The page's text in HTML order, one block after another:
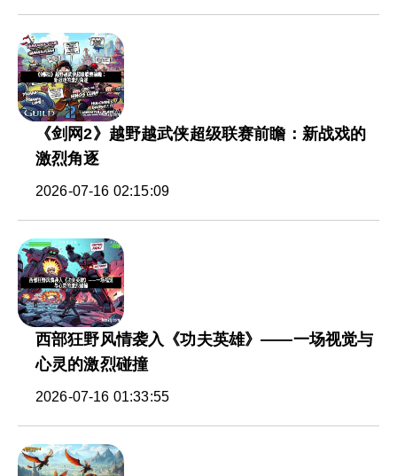
《剑网2》越野越武侠超级联赛前瞻：新战戏的
激烈角逐
2026-07-16 02:15:09
西部狂野风情袭入《功夫英雄》——一场视觉与
心灵的激烈碰撞
2026-07-16 01:33:55